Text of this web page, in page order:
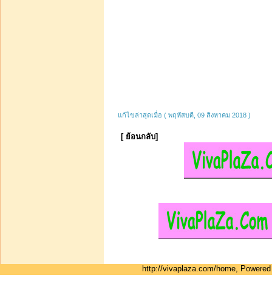
แก้ไขล่าสุดเมื่อ ( พฤหัสบดี, 09 สิงหาคม 2018 )
[ ย้อนกลับ]
http://vivaplaza.com/home,